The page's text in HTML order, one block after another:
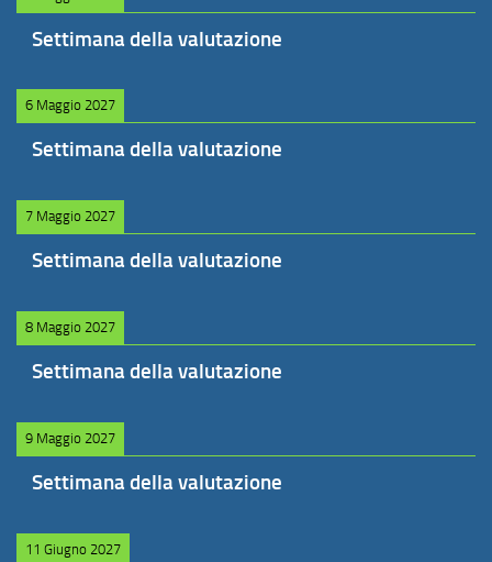
Settimana della valutazione
6 Maggio 2027
Settimana della valutazione
7 Maggio 2027
Settimana della valutazione
8 Maggio 2027
Settimana della valutazione
9 Maggio 2027
Settimana della valutazione
11 Giugno 2027